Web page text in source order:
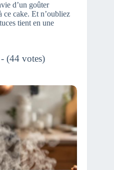
d’un goûter
ce cake. Et n’oubliez
tient en une
(44 votes)